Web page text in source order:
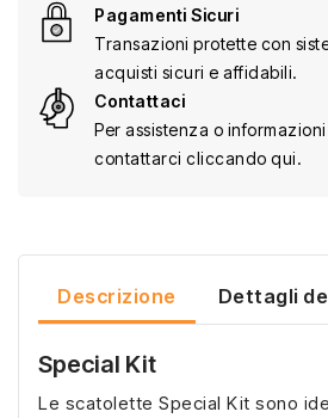
Pagamenti Sicuri
Transazioni protette con
acquisti sicuri e affidabili.
Contattaci
Per assistenza o
contattarci cliccando qui.
Descrizione Dettagli
Special Kit
Le scatolette Special Kit sono